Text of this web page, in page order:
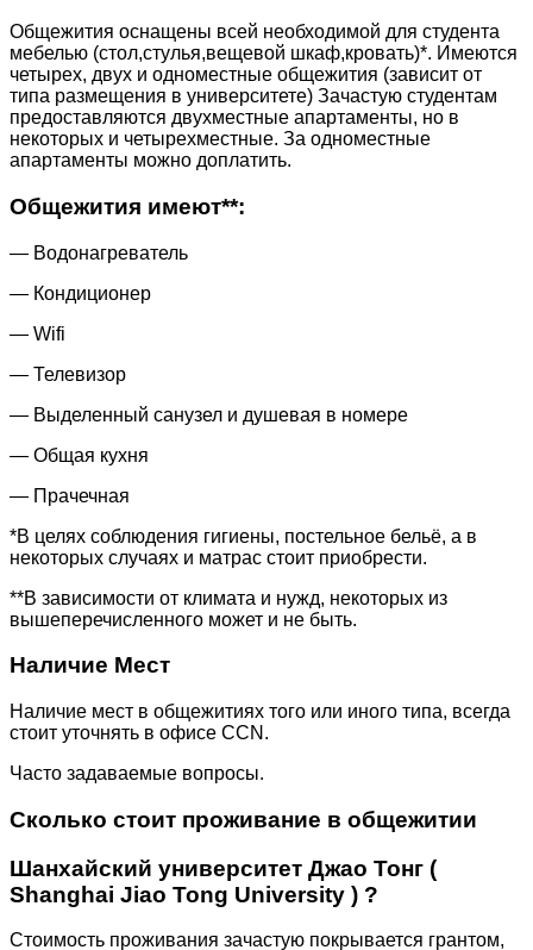
Общежития оснащены всей необходимой для студента
мебелью (стол,стулья,вещевой шкаф,кровать)*. Имеются
четырех, двух и одноместные общежития (зависит от
типа размещения в университете) Зачастую студентам
предоставляются двухместные апартаменты, но в
некоторых и четырехместные. За одноместные
апартаменты можно доплатить.
Общежития имеют**:
— Водонагреватель
— Кондиционер
— Wifi
— Телевизор
— Выделенный санузел и душевая в номере
— Общая кухня
— Прачечная
*В целях соблюдения гигиены, постельное бельё, а в
некоторых случаях и матрас стоит приобрести.
**В зависимости от климата и нужд, некоторых из
вышеперечисленного может и не быть.
Наличие Мест
Наличие мест в общежитиях того или иного типа, всегда
стоит уточнять в офисе CCN.
Часто задаваемые вопросы.
Сколько стоит проживание в общежитии
Шанхайский университет Джао Тонг (
Shanghai Jiao Tong University ) ?
Стоимость проживания зачастую покрывается грантом,